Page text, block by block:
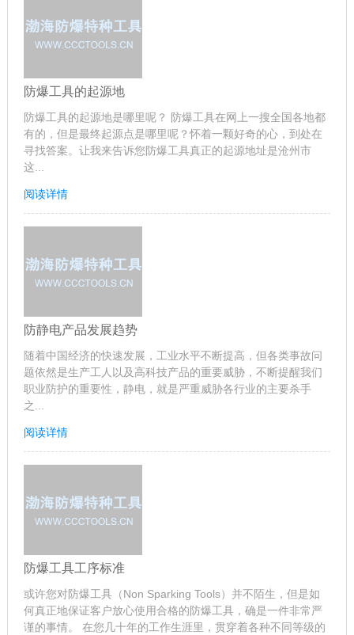
防爆工具的起源地
防爆工具的起源地是哪里呢？ 防爆工具在网上一搜全国各地都
有的，但是最终起源点是哪里呢？怀着一颗好奇的心，到处在
寻找答案。让我来告诉您防爆工具真正的起源地址是沧州市
这...
阅读详情
防静电产品发展趋势
随着中国经济的快速发展，工业水平不断提高，但各类事故问
题依然是生产工人以及高科技产品的重要威胁，不断提醒我们
职业防护的重要性，静电，就是严重威胁各行业的主要杀手
之...
阅读详情
防爆工具工序标准
或许您对防爆工具（Non Sparking Tools）并不陌生，但是如
何真正地保证客户放心使用合格的防爆工具，确是一件非常严
谨的事情。 在您几十年的工作生涯里，贯穿着各种不同等级的